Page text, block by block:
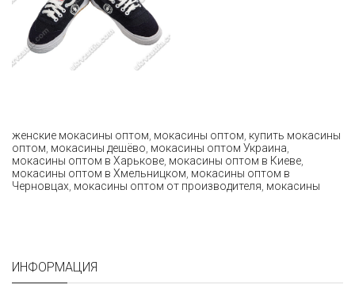
женские мокасины оптом, мокасины оптом, купить мокасины
оптом, мокасины дешёво, мокасины оптом Украина,
мокасины оптом в Харькове, мокасины оптом в Киеве,
мокасины оптом в Хмельницком, мокасины оптом в
Черновцах, мокасины оптом от производителя, мокасины
ИНФОРМАЦИЯ